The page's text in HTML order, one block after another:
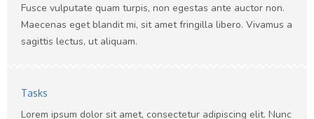
Fusce vulputate quam turpis, non egestas ante auctor non.
Maecenas eget blandit mi, sit amet fringilla libero. Vivamus a
sagittis lectus, ut aliquam.
Tasks
Lorem ipsum dolor sit amet, consectetur adipiscing elit. Nunc